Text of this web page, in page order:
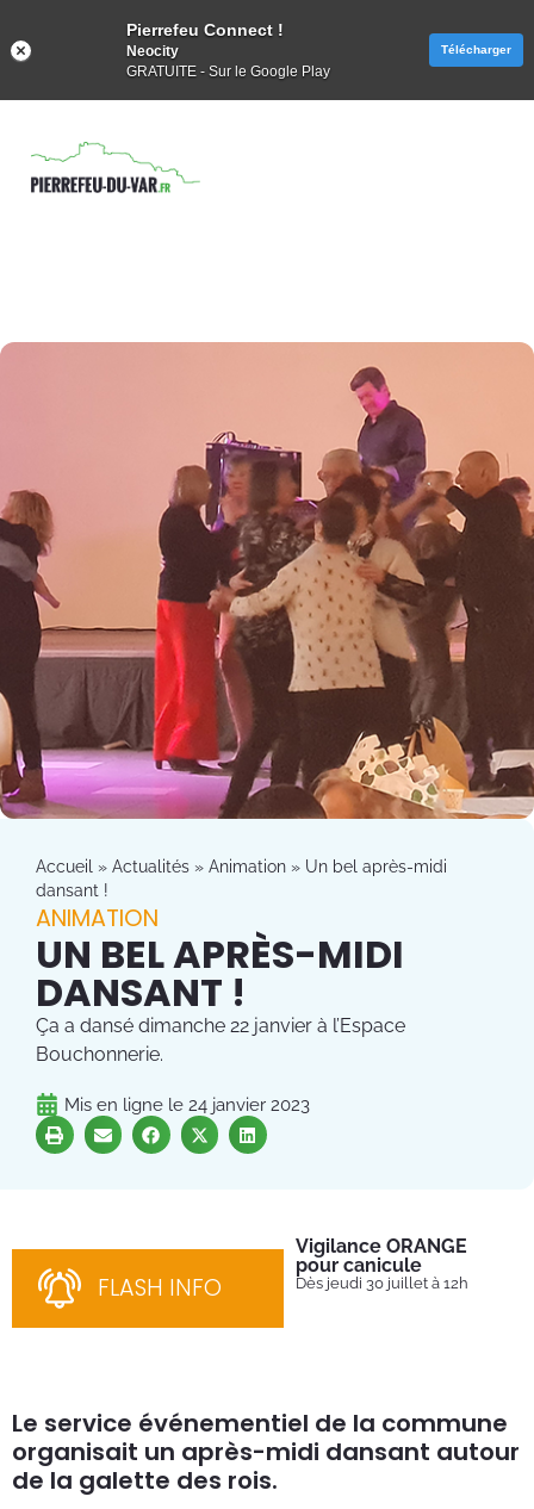
Accueil » Actualités » Animation » Un bel après-midi
dansant !
ANIMATION
UN BEL APRÈS-MIDI
DANSANT !
Ça a dansé dimanche 22 janvier à l’Espace
Bouchonnerie.
Mis en ligne le 24 janvier 2023
FLASH INFO
Vigilance ORANGE
pour canicule
Dès jeudi 30 juillet à 12h
Le service événementiel de la commune
organisait un après-midi dansant autour
de la galette des rois.
Pierrefeu Connect !
Neocity
GRATUITE - Sur le Google Play
Télécharger